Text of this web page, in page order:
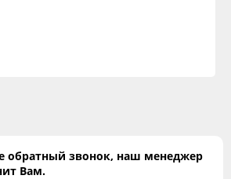
обратный звонок, наш менеджер
Вам.